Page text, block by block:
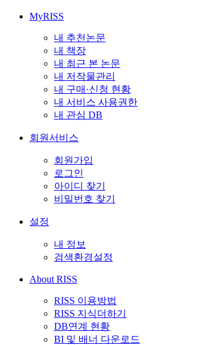
MyRISS
내 추천논문
내 책장
내 최근 본 논문
내 저작물관리
내 구매·신청 현황
내 서비스 사용권한
내 관심 DB
회원서비스
회원가입
로그인
아이디 찾기
비밀번호 찾기
설정
내 정보
검색환경설정
About RISS
RISS 이용방법
RISS 지식더하기
DB연계 현황
BI 및 배너 다운로드